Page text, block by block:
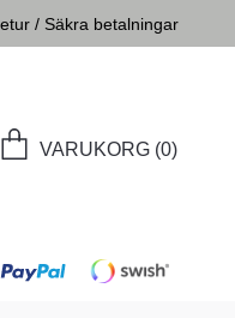
/ Säkra betalningar
VARUKORG (0)